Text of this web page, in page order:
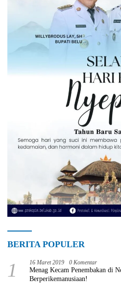
BERITA POPULER
1 16 Maret 2019 0 Komentar
Menag Kecam Penembakan di
Berperikemanusiaan!